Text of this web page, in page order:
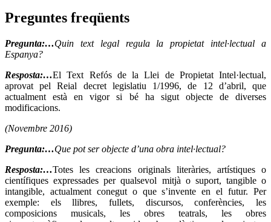
Preguntes freqüents
Pregunta:…Quin text legal regula la propietat intel·lectual a
Espanya?
Resposta:…El Text Refós de la Llei de Propietat Intel·lectual,
aprovat pel Reial decret legislatiu 1/1996, de 12 d’abril, que
actualment està en vigor si bé ha sigut objecte de diverses
modificacions.
(Novembre 2016)
Pregunta:…Que pot ser objecte d’una obra intel·lectual?
Resposta:…Totes les creacions originals literàries, artístiques o
científiques expressades per qualsevol mitjà o suport, tangible o
intangible, actualment conegut o que s’invente en el futur. Per
exemple: els llibres, fullets, discursos, conferències, les
composicions musicals, les obres teatrals, les obres